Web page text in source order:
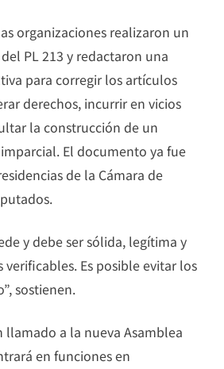
organizaciones realizaron un
PL 213 y redactaron una
para corregir los artículos
derechos, incurrir en vicios
la construcción de un
El documento ya fue
de la Cámara de
y debe ser sólida, legítima y
verificables. Es posible evitar los
sostienen.
llamado a la nueva Asamblea
en funciones en